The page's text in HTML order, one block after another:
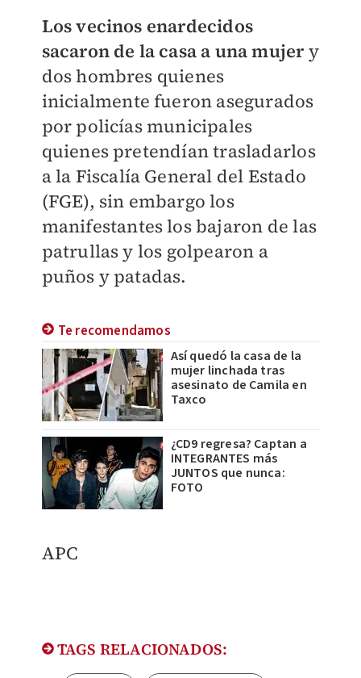
Los vecinos enardecidos
sacaron de la casa a una mujery
dos hombres quienes
inicialmente fueron asegurados
por policías municipales
quienes pretendían trasladarlos
a la Fiscalía General del Estado
(FGE), sin embargo los
manifestantes los bajaron de las
patrullas y los golpearon a
puños y patadas.
Te recomendamos
Así quedó la casa de la
mujer linchada tras
asesinato de Camila en
Taxco
¿CD9 regresa? Captan a
INTEGRANTES más
JUNTOS que nunca:
FOTO
APC
TAGS RELACIONADOS: